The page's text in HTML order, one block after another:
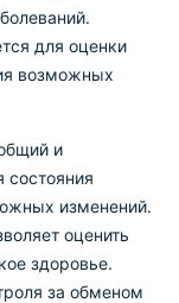
для оценки
возможных
и
состояния
изменений.
оценить
здоровье.
за обменом